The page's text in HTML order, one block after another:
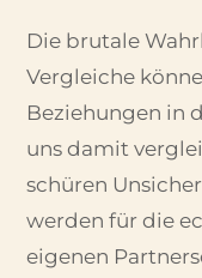
Die brutale
Vergleiche
Beziehungen in
uns damit
schüren
werden für die
eigenen